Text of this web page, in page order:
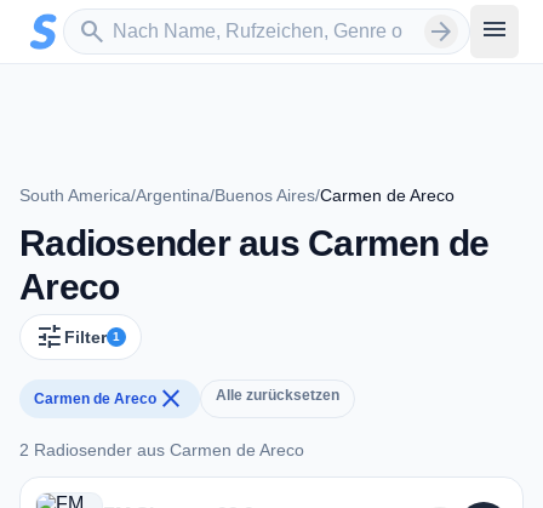
Zum Hauptinhalt springen
search
Sender suchen arrow_forward menu
South America/Argentina/Buenos Aires/Carmen de Areco
Radiosender aus Carmen de
Areco
tune Filter 1
Carmen de Areco close Alle zurücksetzen
2 Radiosender aus Carmen de Areco
2 Radiosender aus Carmen de Areco